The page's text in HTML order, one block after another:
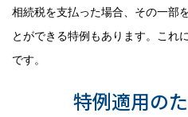
相続税を支払った場合、その一部
とができる特例もあります。これ
です。
特例適用の